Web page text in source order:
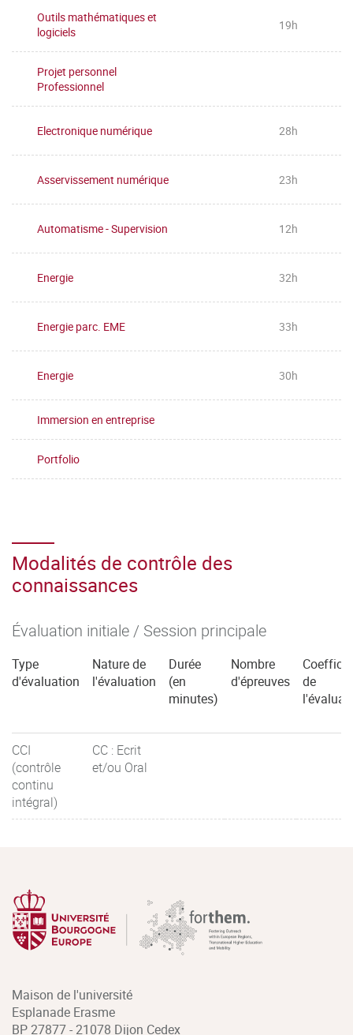
Outils mathématiques et
logiciels
19h
Projet personnel
Professionnel
Electronique numérique 28h
Asservissement numérique 23h
Automatisme - Supervision 12h
Energie 32h
Energie parc. EME 33h
Energie 30h
Immersion en entreprise
Portfolio
Modalités de contrôle des
connaissances
Évaluation initiale / Session principale
Type
d'évaluation
Nature de
l'évaluation
Durée
(en
minutes)
Nombre
d'épreuves
de
CCI
(contrôle
continu
intégral)
CC : Ecrit
et/ou Oral
Maison de l'université
Esplanade Erasme
BP 27877 - 21078 Dijon Cedex